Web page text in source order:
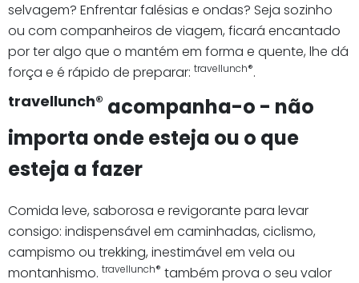
selvagem? Enfrentar falésias e ondas? Seja sozinho
ou com companheiros de viagem, ficará encantado
por ter algo que o mantém em forma e quente, lhe dá
força e é rápido de preparar: travellunch®.
travellunch® acompanha-o - não
importa onde esteja ou o que
esteja a fazer
Comida leve, saborosa e revigorante para levar
consigo: indispensável em caminhadas, ciclismo,
campismo ou trekking, inestimável em vela ou
montanhismo. travellunch® também prova o seu valor